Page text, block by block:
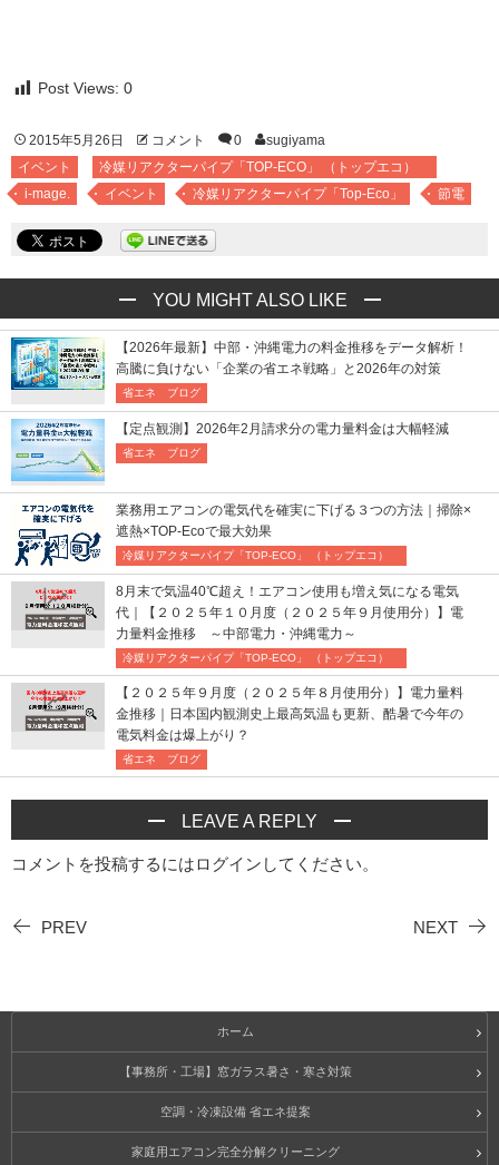
Post Views: 0
2015年5月26日 コメント 0
sugiyama
イベント
冷媒リアクターパイプ「TOP-ECO」 （トップエコ）
i-mage.
イベント 冷媒リアクターパイプ「Top-Eco」 節電
YOU MIGHT ALSO LIKE
【2026年最新】中部・沖縄電力の料金推移をデータ解析！
高騰に負けない「企業の省エネ戦略」と2026年の対策
省エネ ブログ
【定点観測】2026年2月請求分の電力量料金は大幅軽減
省エネ ブログ
業務用エアコンの電気代を確実に下げる３つの方法｜掃除×
遮熱×TOP-Ecoで最大効果
冷媒リアクターパイプ「TOP-ECO」 （トップエコ）
8月末で気温40℃超え！エアコン使用も増え気になる電気
代｜【２０２５年１０月度（２０２５年９月使用分）】電
力量料金推移 ～中部電力・沖縄電力～
冷媒リアクターパイプ「TOP-ECO」 （トップエコ）
【２０２５年９月度（２０２５年８月使用分）】電力量料
金推移｜日本国内観測史上最高気温も更新、酷暑で今年の
電気料金は爆上がり？
省エネ ブログ
LEAVE A REPLY
コメントを投稿するにはログイン してください。
PREV NEXT
ホーム
【事務所・工場】窓ガラス暑さ・寒さ対策
空調・冷凍設備 省エネ提案
家庭用エアコン完全分解クリーニング